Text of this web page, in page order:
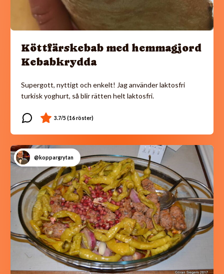
Köttfärskebab med hemmagjord
Kebabkrydda
Supergott, nyttigt och enkelt! Jag använder laktosfri
turkisk yoghurt, så blir rätten helt laktosfri.
@koppargrytan